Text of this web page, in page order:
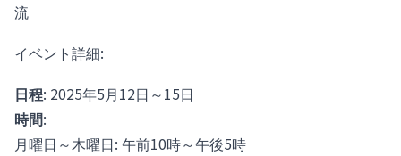
流
イベント詳細:
日程: 2025年5月12日～15日
時間:
月曜日～木曜日: 午前10時～午後5時